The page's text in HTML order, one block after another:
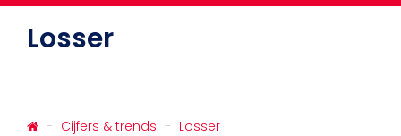
Losser
Cijfers & trends
Losser